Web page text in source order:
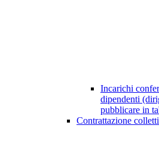
Incarichi
dipendenti
pubblicare in
Contrattazione